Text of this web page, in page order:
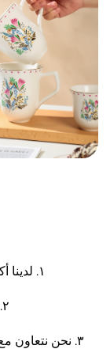
١. لدينا أكثر من ٤٠ عامًا من الخبرة في تصنيع الخزف.
٢. أكثر من ٣٠٠٠٠ منتج مختلف بتصميم مبتكر.
٣. نحن نتعاون